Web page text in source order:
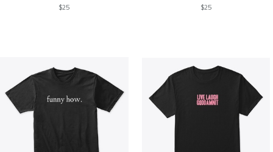
$25 $25